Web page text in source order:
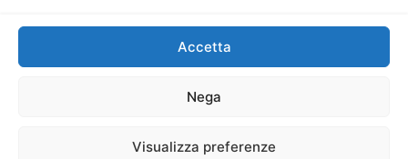
Accetta
Nega
Visualizza preferenze
P.IVA: 06334930820
Mercurio Comunicazione Società Cooperativa a r.l. è
iscritta al Registro degli Operatori di Comunicazione al
Sito gestito daLa Digitale srl–info@ladigitale.it